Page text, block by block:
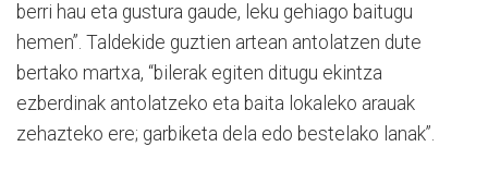
berri hau eta gustura gaude, leku gehiago baitugu
hemen”. Taldekide guztien artean antolatzen dute
bertako martxa, “bilerak egiten ditugu ekintza
ezberdinak antolatzeko eta baita lokaleko arauak
zehazteko ere; garbiketa dela edo bestelako lanak”.